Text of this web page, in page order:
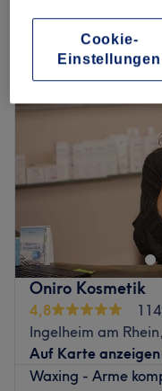
Oniro Kosmetik
4,8
Ingelheim am
Auf Karte anzeigen
Waxing - Arme
Cookie-
Einstellungen